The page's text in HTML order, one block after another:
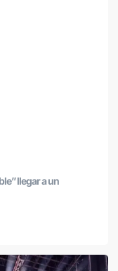
llegar a un